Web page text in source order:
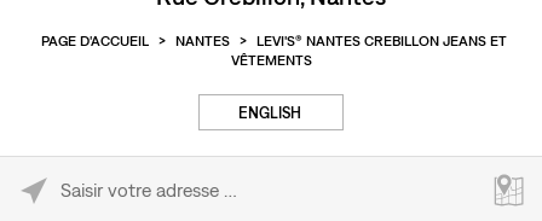
PAGE D'ACCUEIL > NANTES > LEVI'S® NANTES CREBILLON JEANS ET
VÊTEMENTS
ENGLISH